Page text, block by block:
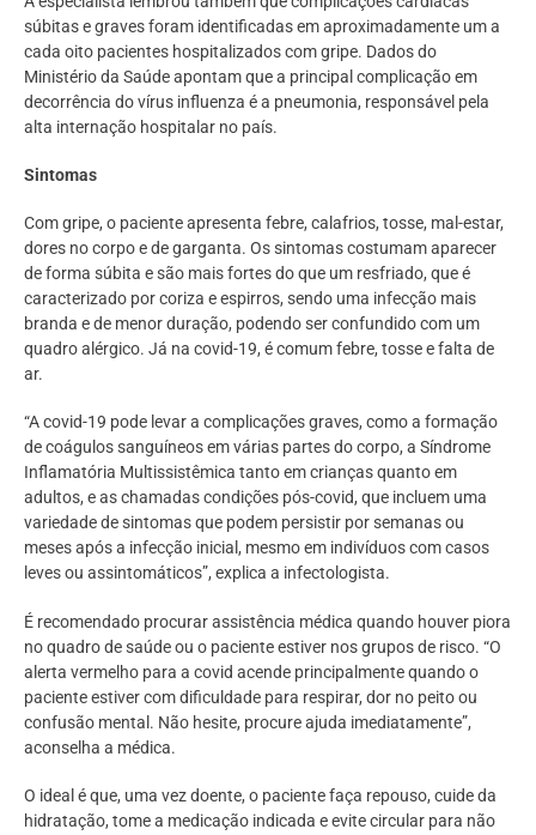
súbitas e graves foram identificadas em aproximadamente um a
cada oito pacientes hospitalizados com gripe. Dados do
Ministério da Saúde apontam que a principal complicação em
decorrência do vírus influenza é a pneumonia, responsável pela
alta internação hospitalar no país.
Sintomas
Com gripe, o paciente apresenta febre, calafrios, tosse, mal-estar,
dores no corpo e de garganta. Os sintomas costumam aparecer
de forma súbita e são mais fortes do que um resfriado, que é
caracterizado por coriza e espirros, sendo uma infecção mais
branda e de menor duração, podendo ser confundido com um
quadro alérgico. Já na covid-19, é comum febre, tosse e falta de
ar.
“A covid-19 pode levar a complicações graves, como a formação
de coágulos sanguíneos em várias partes do corpo, a Síndrome
Inflamatória Multissistêmica tanto em crianças quanto em
adultos, e as chamadas condições pós-covid, que incluem uma
variedade de sintomas que podem persistir por semanas ou
meses após a infecção inicial, mesmo em indivíduos com casos
leves ou assintomáticos”, explica a infectologista.
É recomendado procurar assistência médica quando houver piora
no quadro de saúde ou o paciente estiver nos grupos de risco. “O
alerta vermelho para a covid acende principalmente quando o
paciente estiver com dificuldade para respirar, dor no peito ou
confusão mental. Não hesite, procure ajuda imediatamente”,
aconselha a médica.
O ideal é que, uma vez doente, o paciente faça repouso, cuide da
hidratação, tome a medicação indicada e evite circular para não